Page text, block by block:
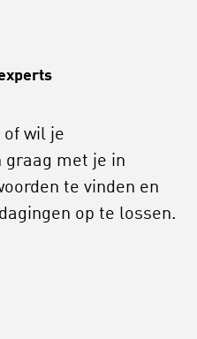
of wil je
graag met je in
te vinden en
op te lossen.